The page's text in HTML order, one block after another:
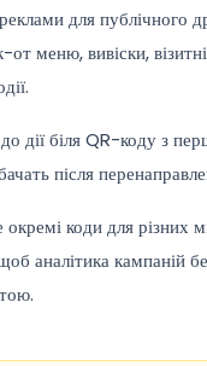
для публічного
от меню, вивіски,
до дії біля QR-коду з
після
коди для різних
аналітика кампаній